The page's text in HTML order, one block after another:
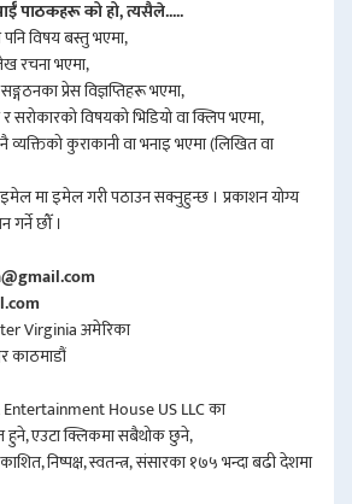
पाठकहरू को हो, त्यसैले.....
विषय बस्तु भएमा,
रचना भएमा,
प्रेस विज्ञप्तिहरू भएमा,
विषयको भिडियो वा क्लिप भएमा,
व्यक्तिको कुराकानी वा भनाइ भएमा (लिखित वा
मा इमेल गरी पठाउन सक्नुहुन्छ । प्रकाशन योग्य
गर्ने छौँ ।
Virginia अमेरिका
काठमाडौं
House US LLC का
हुने, एउटा क्लिकमा सबैथोक छुने,
निष्पक्ष, स्वतन्त्र, संसारका १७५ भन्दा बढी देशमा